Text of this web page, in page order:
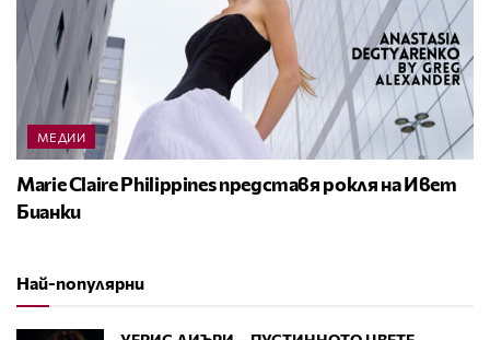
МЕДИИ
Marie Claire Philippines представя рокля на Ивет
Бианки
Най-популярни